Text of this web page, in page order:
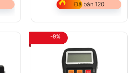
Đã bán 120
-9%